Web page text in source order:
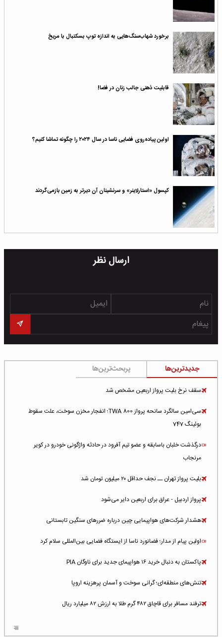
برخورد شهاب‌سنگ‌هایی به اندازه توپ بسکتبال با مریخ
قابلیت ذهنی جالب زنان در فضا!
اولین پیاده‌روی فضایی ناسا در سال ۲۰۲۴ را چگونه تماشا کنیم؟
کپسول «استارلاینر» و سرنشینان آن دیرتر به زمین بازمی‌گردند
ارسال نظر
جدیدترین‌ها پربحث‌ترین‌ها
سقف نرخ بلیت پرواز اربعین مشخص شد
سی‌امین سالگرد سانحه پرواز TWA 800؛ انفجار مخزن سوخت، علت سقوط
بوئینگ 747
درگذشت خلبان باسابقه و عضو تیم آفرود در حادثه واژگونی خودرو در کویر
مرنجاب
بلیت پرواز تهران ــ نجف حداقل ۲۰ میلیون تومان شد
پرواز اردبیل - عراق برای اربعین دایر می‌شود
هشدار شرکت‌های هواپیمایی چین درباره ضررهای سنگین تابستانی
اولین پیام از مدار؛ فضانورد ناسا از ایستگاه فضایی بین‌المللی سلام کرد
پاکستان به دنبال خرید ۱۶ هواپیمای جدید برای ناوگان PIA
تنش‌های منطقه‌ای؛ گرانی سوخت و آسمان پرهزینه اروپا
ترفند مسافر برای قاچاق ۴۸۲ گرم طلا به ارزش ۸۲ میلیارد ریال